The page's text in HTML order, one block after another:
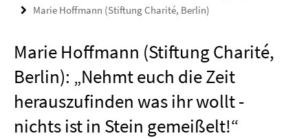
Marie Hoffmann (Stiftung Charité, Berlin)
Marie Hoffmann (Stiftung Charité,
Berlin): „Nehmt euch die Zeit
herauszufinden was ihr wollt -
nichts ist in Stein gemeißelt!“